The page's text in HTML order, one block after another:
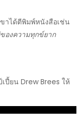
าได้ตีพิมพ์หนังสือเช่น
องความทุกข์ยาก
ปี้ยน Drew Brees ให้